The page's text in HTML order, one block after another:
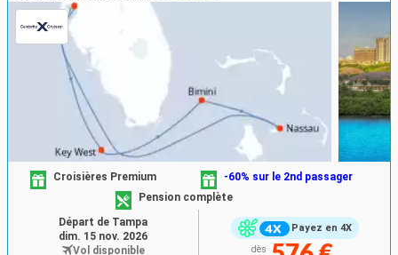
Payez en 4X
Croisières Premium
-60% sur le 2nd passager
Pension complète
dès
Départ de Tampa
dim. 15 nov. 2026
Vol disponible